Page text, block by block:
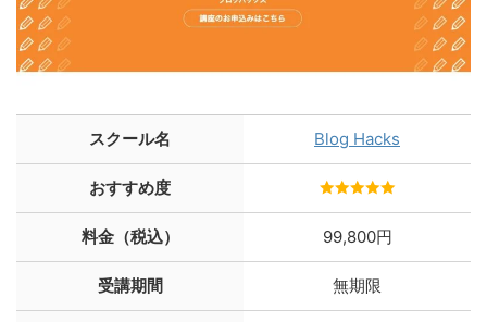
スクール名 Blog Hacks
おすすめ度
料金（税込） 99,800円
受講期間 無期限